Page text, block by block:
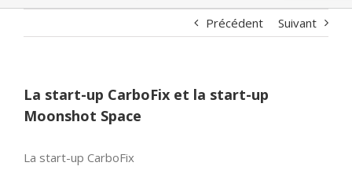
Précédent Suivant
La start-up CarboFix et la start-up
Moonshot Space
La start-up CarboFix